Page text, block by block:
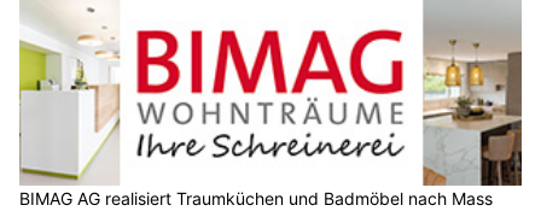
BIMAG AG realisiert Traumküchen und Badmöbel nach Mass